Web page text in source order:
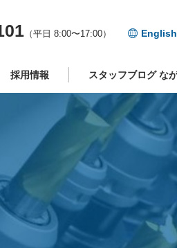
平日 8:00〜17:00
採用情報 スタッフブログ な